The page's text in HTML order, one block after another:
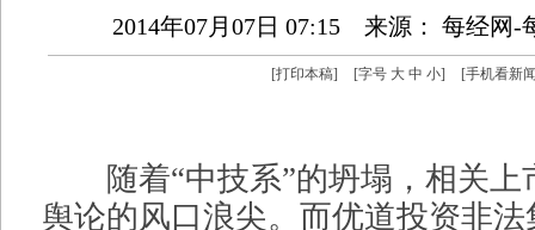
2014年07月07日 07:15 来源： 每经网-
[打印本稿] [字号 大 中 小] [手机看新
随着“中技系”的坍塌，相关上
舆论的风口浪尖。而优道投资非